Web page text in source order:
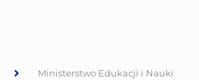
Ministerstwo Edukacji i Nauki